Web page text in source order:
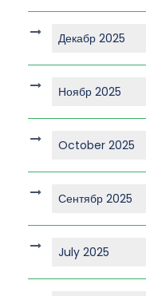
Декабр 2025
Ноябр 2025
October 2025
Сентябр 2025
July 2025